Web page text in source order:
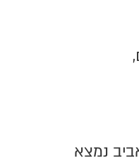
נמצא